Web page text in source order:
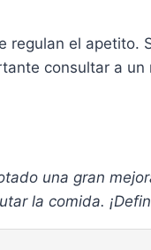
regulan el apetito.
consultar a un
una gran
la comida.